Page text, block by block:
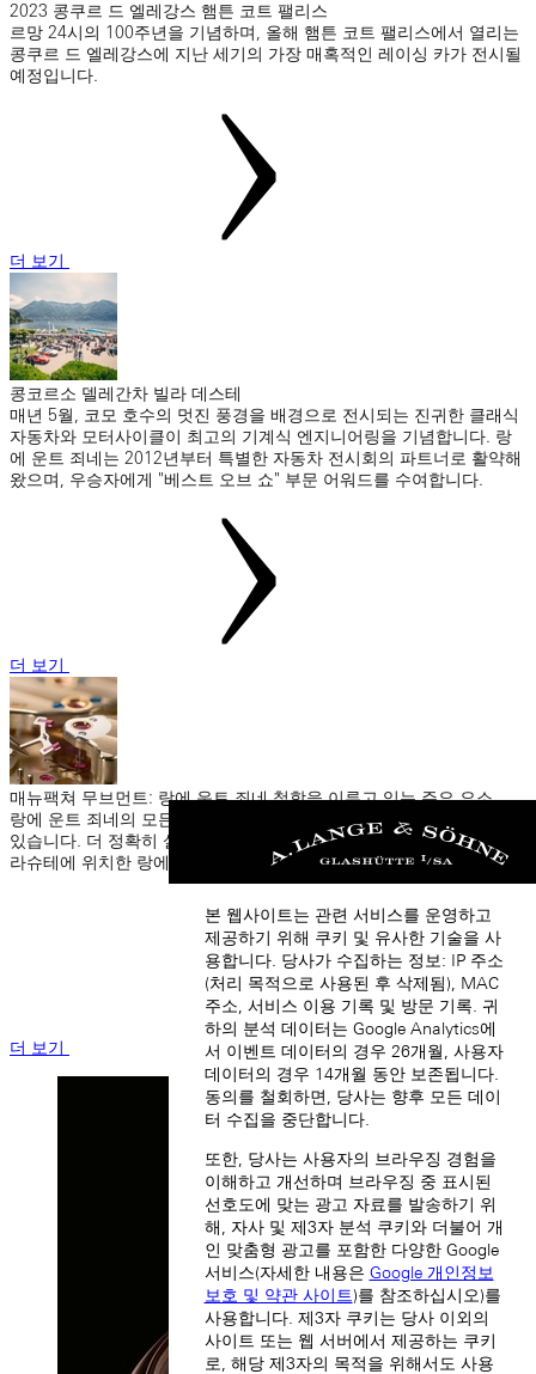
2023 콩쿠르 드 엘레강스 햄튼 코트 팰리스
르망 24시의 100주년을 기념하며, 올해 햄튼 코트 팰리스에서 열리는
콩쿠르 드 엘레강스에 지난 세기의 가장 매혹적인 레이싱 카가 전시될
예정입니다.
더 보기
콩코르소 델레간차 빌라 데스테
매년 5월, 코모 호수의 멋진 풍경을 배경으로 전시되는 진귀한 클래식
자동차와 모터사이클이 최고의 기계식 엔지니어링을 기념합니다. 랑
에 운트 죄네는 2012년부터 특별한 자동차 전시회의 파트너로 활약해
왔으며, 우승자에게 "베스트 오브 쇼" 부문 어워드를 수여합니다.
더 보기
매뉴팩쳐 무브먼트: 랑에 운트 죄네 철학을 이루고 있는 주요 요소
랑에 운트 죄네의 모든 타임피스에는 매뉴팩쳐 무브먼트가 탑재되어
있습니다. 더 정확히 설명하자면, 랑에 운트 죄네의 모든 칼리버는 글
라슈테에 위치한 랑에 매뉴팩쳐에서 개발, 제작 및 마감 처리됩니다.
더 보기
본 웹사이트는 관련 서비스를 운영하고
제공하기 위해 쿠키 및 유사한 기술을 사
용합니다. 당사가 수집하는 정보: IP 주소
(처리 목적으로 사용된 후 삭제됨), MAC
주소, 서비스 이용 기록 및 방문 기록. 귀
하의 분석 데이터는 Google Analytics에
서 이벤트 데이터의 경우 26개월, 사용자
데이터의 경우 14개월 동안 보존됩니다.
동의를 철회하면, 당사는 향후 모든 데이
터 수집을 중단합니다.
또한, 당사는 사용자의 브라우징 경험을
이해하고 개선하며 브라우징 중 표시된
선호도에 맞는 광고 자료를 발송하기 위
해, 자사 및 제3자 분석 쿠키와 더불어 개
인 맞춤형 광고를 포함한 다양한 Google
서비스(자세한 내용은 Google 개인정보
보호 및 약관 사이트)를 참조하십시오)를
사용합니다. 제3자 쿠키는 당사 이외의
사이트 또는 웹 서버에서 제공하는 쿠키
로, 해당 제3자의 목적을 위해서도 사용